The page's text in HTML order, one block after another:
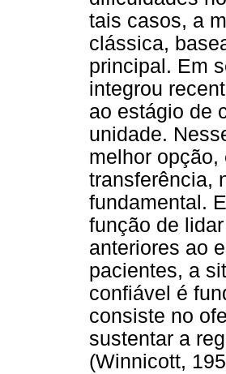
tais casos, a
clássica,
principal. Em
integrou
ao estágio de
unidade.
melhor
transferência,
fundamental.
função de
anteriores ao
pacientes, a
confiável é
consiste no
sustentar a
(Winnicott,